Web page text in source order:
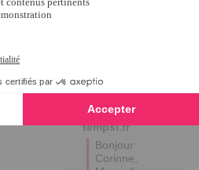
Pas utilisée encore
Utile(0)Signaler
Réponse de
tempsl.fr
Bonjour
Corinne,